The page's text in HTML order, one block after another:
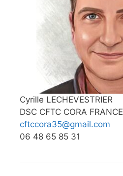
Cyrille LECHEVESTRIER
DSC CFTC CORA FRANCE
cftccora35@gmail.com
06 48 65 85 31